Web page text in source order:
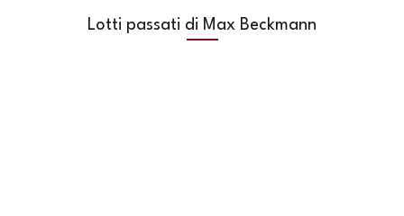
Lotti passati di Max Beckmann